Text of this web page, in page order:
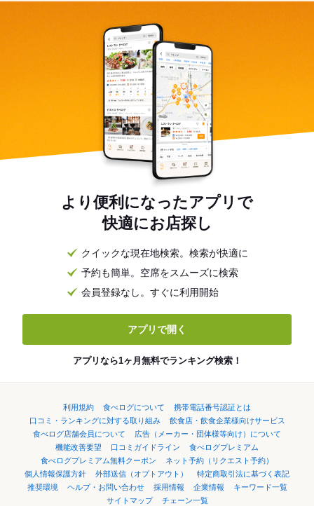
より便利になったアプリで
快適にお店探し
クイックな現在地検索。検索が快適に
予約も簡単。空席をスムーズに検索
会員登録なし。すぐに利用開始
アプリで開く
アプリなら1ヶ月無料でランキング検索！
利用規約 食べログについて
携帯電話番号認証とは
口コミ・ランキングに対する取り組み
飲食店・飲食企業様向けサービス
食べログ店舗会員について
広告（メーカー・団体様等向け）について
機能改善要望
口コミガイドライン
食べログプレミアム
食べログプレミアム無料クーポン
ネット予約（リクエスト予約）
個人情報保護方針
外部送信（オプトアウト）
特定商取引法に基づく表記
推奨環境
ヘルプ・お問い合わせ 採用情報 企業情報
キーワード一覧
サイトマップ
チェーン一覧